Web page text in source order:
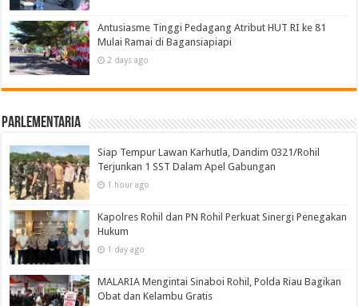
Antusiasme Tinggi Pedagang Atribut HUT RI ke 81
Mulai Ramai di Bagansiapiapi
2 days ago
Parlementaria
Siap Tempur Lawan Karhutla, Dandim 0321/Rohil
Terjunkan 1 SST Dalam Apel Gabungan
1 hour ago
Kapolres Rohil dan PN Rohil Perkuat Sinergi Penegakan
Hukum
1 day ago
MALARIA Mengintai Sinaboi Rohil, Polda Riau Bagikan
Obat dan Kelambu Gratis